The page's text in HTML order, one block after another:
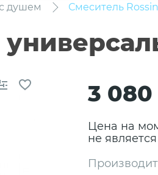
душем Смеситель
3
Цена на
не